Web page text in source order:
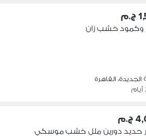
وكمود خشب زان
الجديدة، القاهرة
حديد دورين ملل خشب موسكي